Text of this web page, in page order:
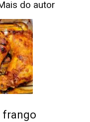
do autor
frango